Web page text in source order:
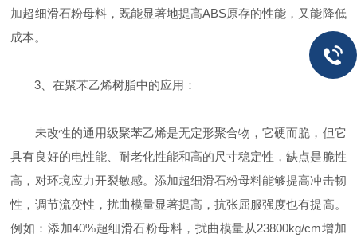
加超细滑石粉母料，既能显著地提高ABS原存的性能，又能降低
成本。
3、在聚苯乙烯树脂中的应用：
未改性的通用级聚苯乙烯是无定形聚合物，它硬而脆，但它
具有良好的电性能、耐老化性能和高的尺寸稳定性，缺点是脆性
高，对环境应力开裂敏感。添加超细滑石粉母料能够提高冲击韧
性，调节流变性，扰曲模量显著提高，抗张屈服强度也有提高。
例如：添加40%超细滑石粉母料，扰曲模量从23800kg/cm增加